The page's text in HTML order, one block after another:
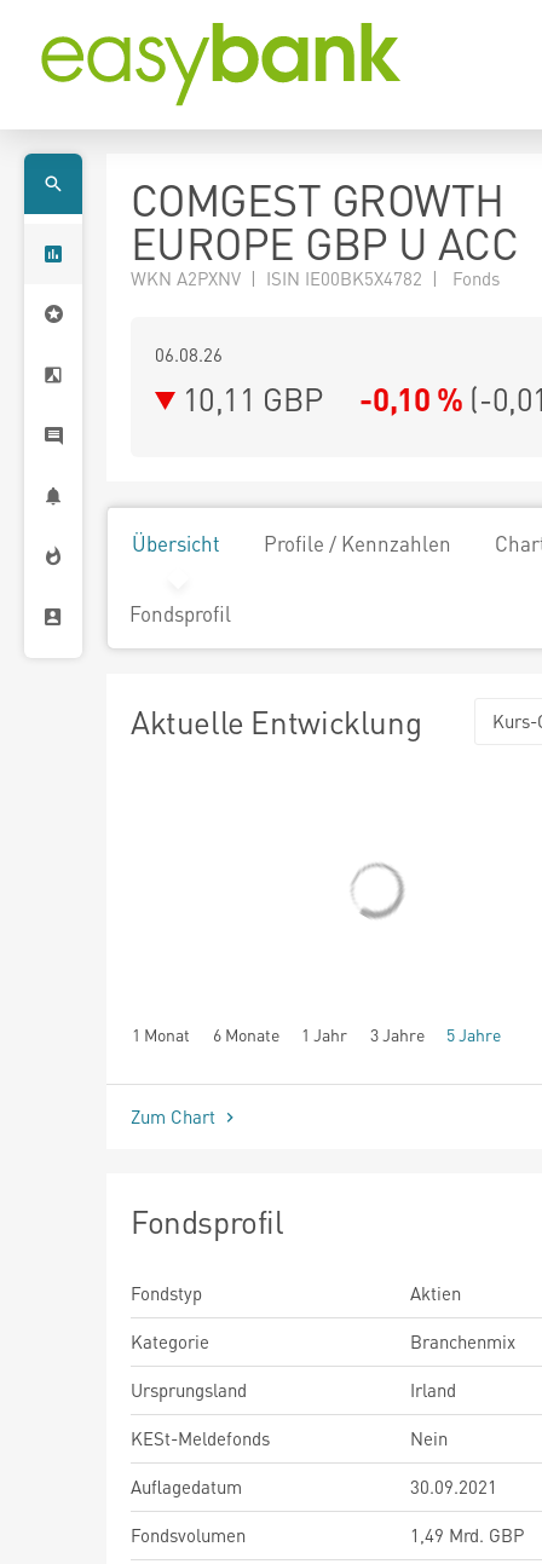
COMGEST GROWTH
EUROPE GBP U ACC
WKN A2PXNV | ISIN IE00BK5X4782 | Fonds
06.08.26
10,11 GBP -0,10 % (-
Übersicht Profile / Kennzahlen
Fondsprofil
Aktuelle Entwicklung Kurs-
1 Monat 6 Monate 1 Jahr 3 Jahre 5 Jahre
seit Beginn
Zum Chart
Fondsprofil
Fondstyp
Aktien
Kategorie
Branchenmix
Ursprungsland
Irland
KESt-Meldefonds
Nein
Auflagedatum
30.09.2021
Fondsvolumen
1,49 Mrd. GBP